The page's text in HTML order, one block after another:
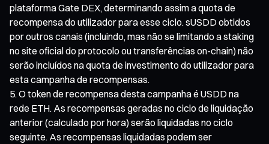
plataforma Gate DEX, determinando assim a quota de
recompensa do utilizador para esse ciclo. sUSDD obtidos
por outros canais (incluindo, mas não se limitando a staking
no site oficial do protocolo ou transferências on-chain) não
serão incluídos na quota de investimento do utilizador para
esta campanha de recompensas.
O token de recompensa desta campanha é USDD na
rede ETH. As recompensas geradas no ciclo de liquidação
anterior (calculado por hora) serão liquidadas no ciclo
seguinte. As recompensas liquidadas podem ser